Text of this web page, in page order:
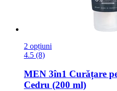
2 opțiuni
4.5 (8)
MEN 3în1 Curățare
Cedru (200 ml)